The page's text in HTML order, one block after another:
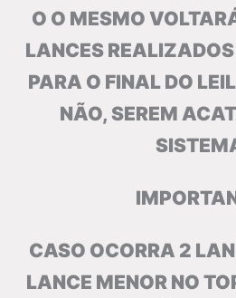
O O MESMO
LANCES
PARA O FINAL DO
NÃO, SEREM
CASO OCORRA 2
LANCE MENOR NO